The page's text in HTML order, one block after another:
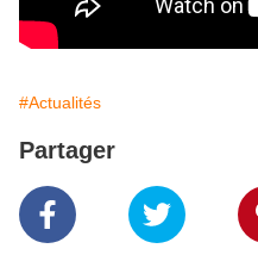
#Actualités
Partager